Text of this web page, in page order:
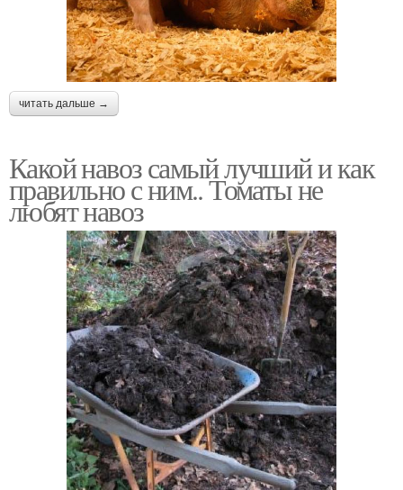
читать дальше →
Какой навоз самый лучший и как
правильно с ним.. Томаты не
любят навоз